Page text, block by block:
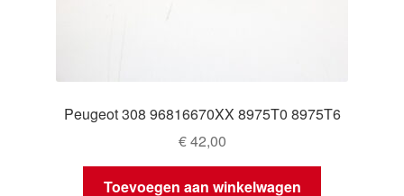
Peugeot 308 96816670XX 8975T0 8975T6
€42,00
Toevoegen aan winkelwagen